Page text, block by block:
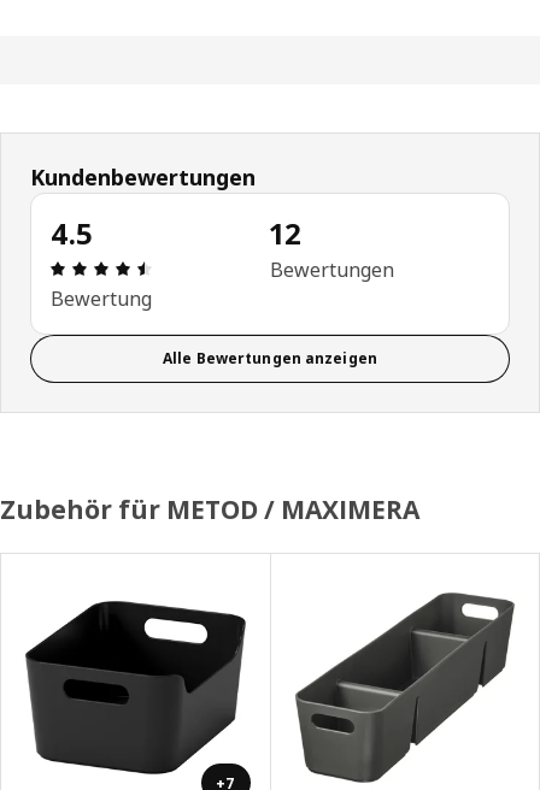
Kundenbewertungen
4.5
Bewertung: 4.5 von 5 Sterne Alle Bewertungen:
Bewertung
12
Bewertungen
Alle Bewertungen anzeigen
Zubehör für METOD / MAXIMERA
+7